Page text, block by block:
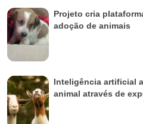
Projeto cria
adoção de animais
Inteligência artificial
animal através de